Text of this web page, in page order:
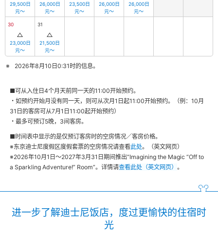
29,500日
元～
26,000日
元～
23,500日
元～
26,000日
元～
26,000日
元～
30
23,000日
元～
31
21,500日
元～
2026年8月10日0:31时的信息。
■可从入住日4个月天前同一天的11:00开始预约。
・如预约开始月没有同一天，则可从次月1日起11:00开始预约。（例：10月
31日的客房可从7月1日11:00起开始预约）
・最多可预订5晚，3间客房。
■时间表中显示的是仅预订客房时的空房情况／客房价格。
※东京迪士尼度假区度假套票的空房情况请查看此处。（英文网页）
※2026年10月1日～2027年3月31日期间推出“Imagining the Magic “Off to
a Sparkling Adventure!” Room”。详情请查看此处（英文网页） 。
进一步了解迪士尼饭店，度过更愉快的住宿时
光